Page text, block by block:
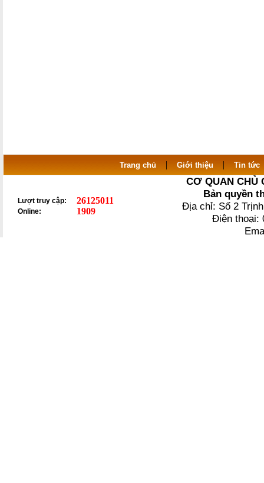
Trang chủ | Giới thiệu | Tin tức
Lượt truy cập: 26125011
Online: 1909
CƠ QUAN CHỦ
Bản quyền
Địa chỉ: Số 2
Điện